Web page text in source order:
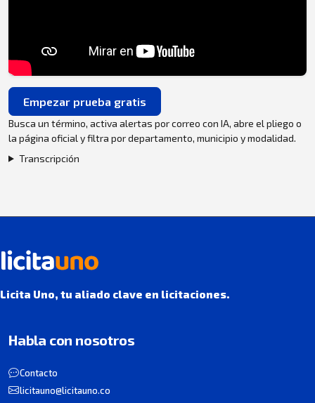
Empezar prueba gratis
Busca un término, activa alertas por correo con IA, abre el pliego o
la página oficial y filtra por departamento, municipio y modalidad.
Transcripción
Licita Uno, tu aliado clave en licitaciones.
Habla con nosotros
Contacto
licitauno@licitauno.co